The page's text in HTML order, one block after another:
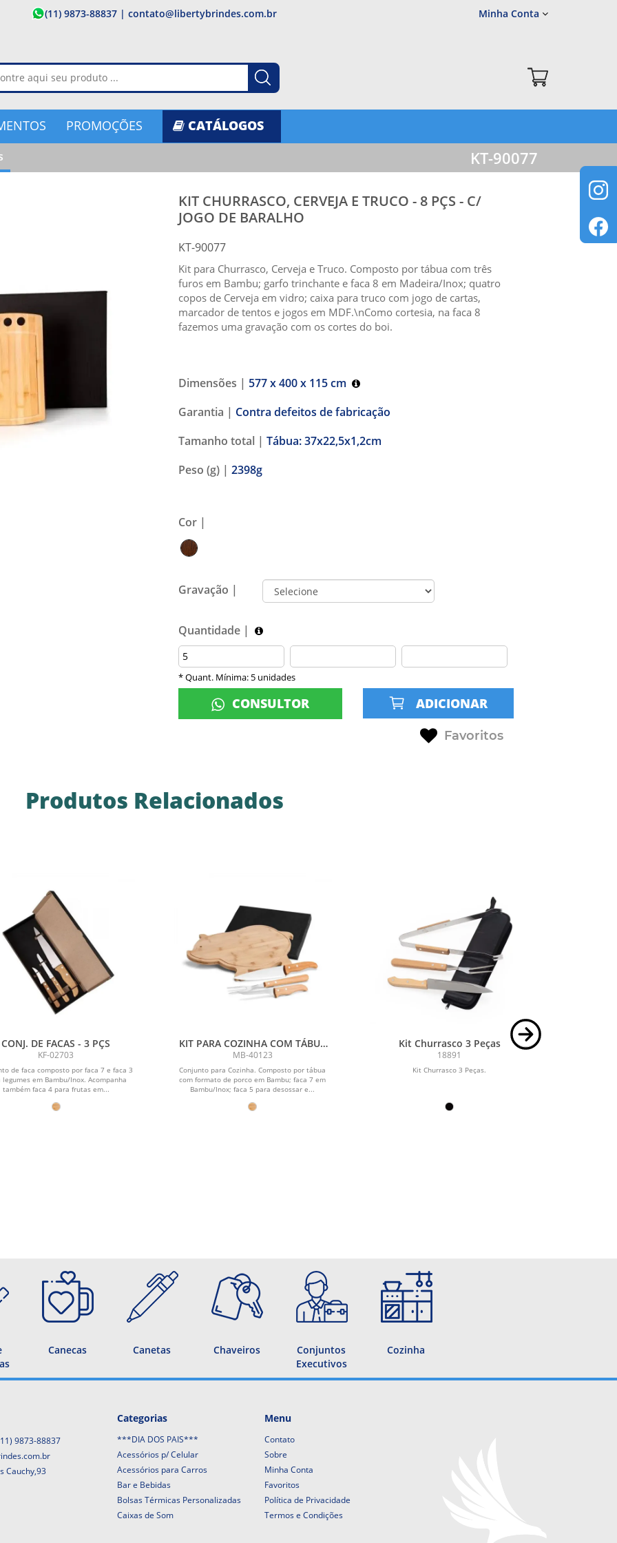
(11) 9873-88837 | contato@libertybrindes.com.br Minha Conta
PROMOÇÕES CATÁLOGOS
KT-90077
KIT CHURRASCO, CERVEJA E TRUCO - 8 PÇS - C/
JOGO DE BARALHO
KT-90077
Kit para Churrasco, Cerveja e Truco. Composto por tábua com três
furos em Bambu; garfo trinchante e faca 8 em Madeira/Inox; quatro
copos de Cerveja em vidro; caixa para truco com jogo de cartas,
marcador de tentos e jogos em MDF.\nComo cortesia, na faca 8
fazemos uma gravação com os cortes do boi.
Dimensões | 577 x 400 x 115 cm
Garantia | Contra defeitos de fabricação
Tamanho total | Tábua: 37x22,5x1,2cm
Peso (g) | 2398g
Cor |
Gravação |
Quantidade |
* Quant. Mínima: 5 unidades
CONSULTOR ADICIONAR
Favoritos
Produtos Relacionados
CONJ. DE FACAS - 3 PÇS
KF-02703
de faca composto por faca 7 e faca 3
legumes em Bambu/Inox. Acompanha
também faca 4 para frutas em...
KIT PARA COZINHA COM TÁBUA
PORCO EM BAMBU / MADEIRA /
INOX - 4 PÇS
MB-40123
Conjunto para Cozinha. Composto por tábua
com formato de porco em Bambu; faca 7 em
Bambu/Inox; faca 5 para desossar e...
Kit Churrasco 3 Peças
18891
Kit Churrasco 3 Peças.
Canecas Canetas Chaveiros
Conjuntos
Executivos
Cozinha
9873-88837
Cauchy,93
Categorias
***DIA DOS PAIS***
Acessórios p/ Celular
Acessórios para Carros
Bar e Bebidas
Bolsas Térmicas Personalizadas
Caixas de Som
Menu
Contato
Sobre
Minha Conta
Favoritos
Política de Privacidade
Termos e Condições